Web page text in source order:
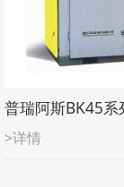
>详情